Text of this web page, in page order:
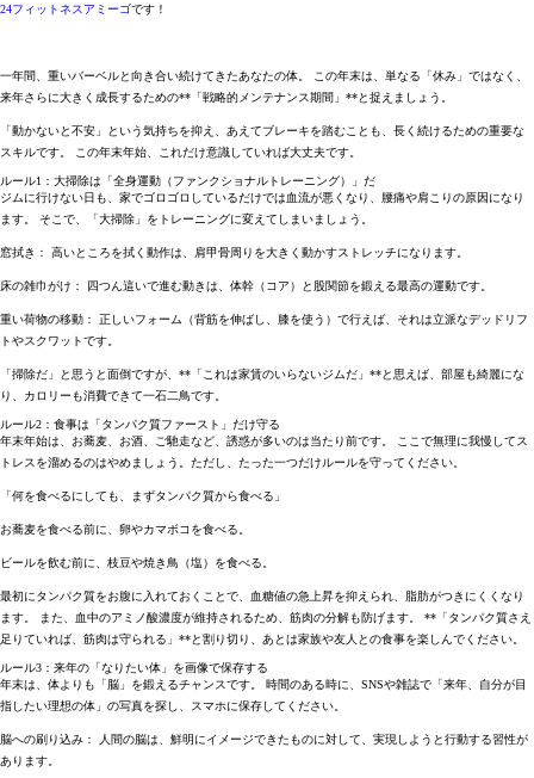
24フィットネスアミーゴです！
一年間、重いバーベルと向き合い続けてきたあなたの体。 この年末は、単なる「休み」ではなく、
来年さらに大きく成長するための**「戦略的メンテナンス期間」**と捉えましょう。
「動かないと不安」という気持ちを抑え、あえてブレーキを踏むことも、長く続けるための重要な
スキルです。 この年末年始、これだけ意識していれば大丈夫です。
ルール1：大掃除は「全身運動（ファンクショナルトレーニング）」だ
ジムに行けない日も、家でゴロゴロしているだけでは血流が悪くなり、腰痛や肩こりの原因になり
ます。 そこで、
「大掃除」をトレーニングに変えてしまいましょう。
窓拭き ： 高いところを拭く動作は、肩甲骨周りを大きく動かすストレッチになります。
床の雑巾がけ ： 四つん這いで進む動きは、体幹（コア）と股関節を鍛える最高の運動です。
重い荷物の移動 ： 正しいフォーム（背筋を伸ばし、膝を使う）で行えば、それは立派なデッドリフ
トやスクワットです。
「掃除だ」と思うと面倒ですが、**「これは家賃のいらないジムだ」**と思えば、部屋も綺麗にな
り、カロリーも消費できて一石二鳥です。
ルール2：食事は「タンパク質ファースト」だけ守る
年末年始は、お蕎麦、お酒、ご馳走など、誘惑が多いのは当たり前です。 ここで無理に我慢してス
トレスを溜めるのはやめましょう。ただし、たった一つだけルールを守ってください。
「何を食べるにしても、まずタンパク質から食べる」
お蕎麦を食べる前に、卵やカマボコを食べる。
ビールを飲む前に、枝豆や焼き鳥（塩）を食べる。
最初にタンパク質をお腹に入れておくことで、血糖値の急上昇を抑えられ、脂肪がつきにくくなり
ます。 また、血中のアミノ酸濃度が維持されるため、筋肉の分解も防げます。 **「タンパク質さえ
足りていれば、筋肉は守られる」**と割り切り、あとは家族や友人との食事を楽しんでください。
ルール3：来年の「なりたい体」を画像で保存する
年末は、体よりも「脳」を鍛えるチャンスです。 時間のある時に、SNSや雑誌で「来年、自分が目
指したい理想の体」の写真を探し、スマホに保存してください。
脳への刷り込み ： 人間の脳は、鮮明にイメージできたものに対して、実現しようと行動する習性が
あります。